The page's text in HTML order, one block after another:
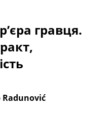
таблиці
гравця.
Radunović